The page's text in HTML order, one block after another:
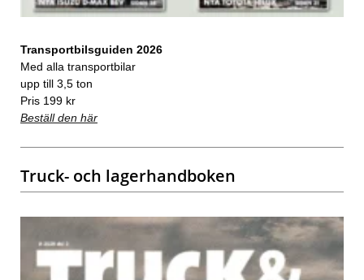
Transportbilsguiden 2026
Med alla transportbilar
upp till 3,5 ton
Pris 199 kr
Beställ den här
Truck- och lagerhandboken